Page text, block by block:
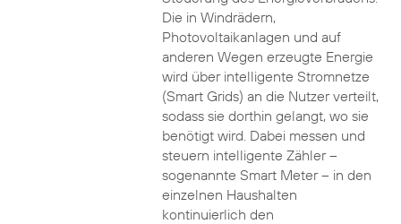
Die in Windrädern,
Photovoltaikanlagen und auf
anderen Wegen erzeugte Energie
wird über intelligente Stromnetze
(Smart Grids) an die Nutzer verteilt,
sodass sie dorthin gelangt, wo sie
benötigt wird. Dabei messen und
steuern intelligente Zähler –
sogenannte Smart Meter – in den
einzelnen Haushalten
kontinuierlich den